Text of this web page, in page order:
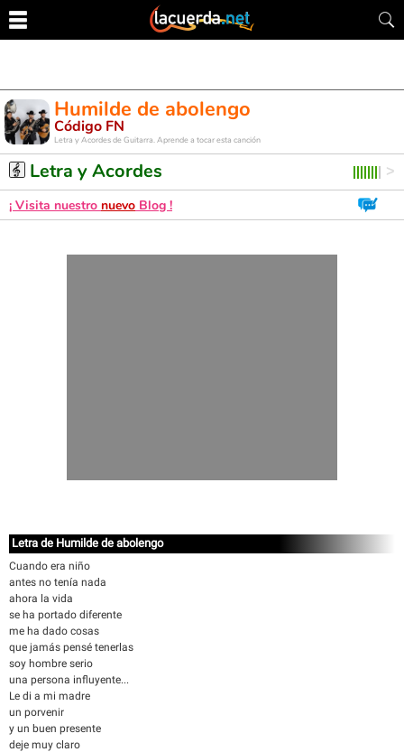
Humilde de abolengo
Código FN
Letra y Acordes de Guitarra. Aprende a tocar esta canción
Letra y Acordes
¡ Visita nuestro nuevo Blog !
Letra de Humilde de abolengo
Cuando era niño
antes no tenía nada
ahora la vida
se ha portado diferente
me ha dado cosas
que jamás pensé tenerlas
soy hombre serio
una persona influyente...
Le di a mi madre
un porvenir
y un buen presente
deje muy claro